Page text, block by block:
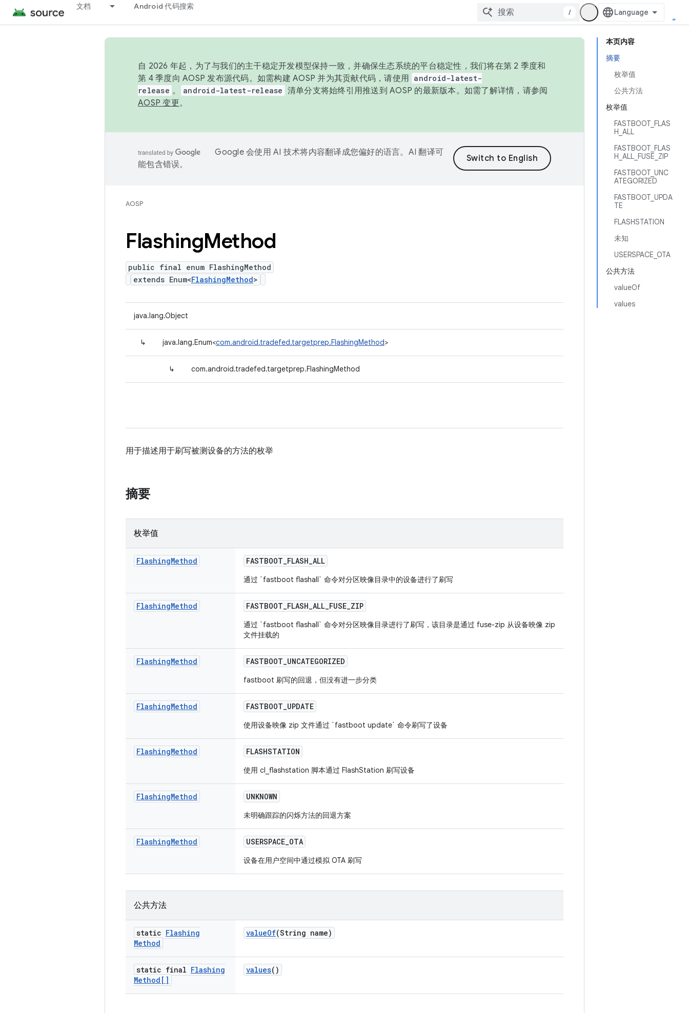
文档 Android 代码搜索
/
本页内容
摘要
枚举值
公共方法
枚举值
FASTBOOT_FLAS
H_ALL
FASTBOOT_FLAS
H_ALL_FUSE_ZIP
FASTBOOT_UNC
ATEGORIZED
FASTBOOT_UPDA
TE
FLASHSTATION
未知
USERSPACE_OTA
公共方法
valueOf
values
自 2026 年起，为了与我们的主干稳定开发模型保持一致，并确保生态系统的平台稳定性，我们将在第 2 季度和
第 4 季度向 AOSP 发布源代码。如需构建 AOSP 并为其贡献代码，请使用 android-latest-
release 。 android-latest-release 清单分支将始终引用推送到 AOSP 的最新版本。如需了解详情，请参阅
AOSP 变更。
Google 会使用 AI 技术将内容翻译成您偏好的语言。AI 翻译可
能包含错误。
AOSP
FlashingMethod
public final enum FlashingMethod
extends Enum<FlashingMethod>
java.lang.Object
↳ java.lang.Enum<com.android.tradefed.targetprep.FlashingMethod>
↳ com.android.tradefed.targetprep.FlashingMethod
用于描述用于刷写被测设备的方法的枚举
摘要
枚举值
FlashingMethod FASTBOOT_FLASH_ALL
通过 `fastboot flashall` 命令对分区映像目录中的设备进行了刷写
FlashingMethod FASTBOOT_FLASH_ALL_FUSE_ZIP
通过 `fastboot flashall` 命令对分区映像目录进行了刷写，该目录是通过 fuse-zip 从设备映像 zip
文件挂载的
FlashingMethod FASTBOOT_UNCATEGORIZED
fastboot 刷写的回退，但没有进一步分类
FlashingMethod FASTBOOT_UPDATE
使用设备映像 zip 文件通过 `fastboot update` 命令刷写了设备
FlashingMethod FLASHSTATION
使用 cl_flashstation 脚本通过 FlashStation 刷写设备
FlashingMethod UNKNOWN
未明确跟踪的闪烁方法的回退方案
FlashingMethod USERSPACE_OTA
设备在用户空间中通过模拟 OTA 刷写
公共方法
static Flashing
Method
valueOf(String name)
static final Flashing
Method[]
values()